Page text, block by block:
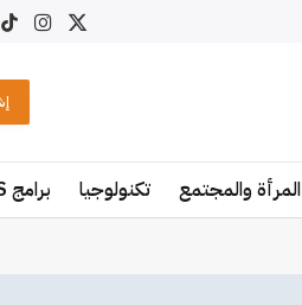
X
المرأة والمجتمع تكنولوجيا برامج STS